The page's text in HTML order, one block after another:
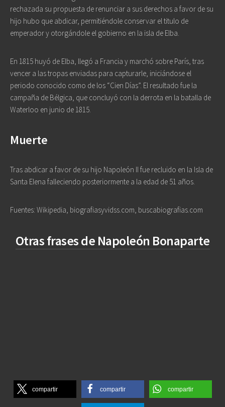
rechazada su propuesta de renunciar a sus derechos a favor de su
hijo hubo que abdicar, permitiéndole conservar el titulo de
emperador y otorgándole el gobierno en la isla de Elba.
En 1815 huyó de Elba, llegó a Francia y marchó sobre París, tras
vencer a las tropas enviadas para capturarle, iniciándose el
periodo conocido como de los “Cien Días”. El resultado fue la
campaña de Bélgica, que concluyó con la derrota en la batalla de
Waterloo en junio de 1815.
Muerte
Tras abdicar a favor de su hijo Napoleón II fue recluido en la Isla de
Santa Elena falleciendo posteriormente a la edad de 51 años.
Fuentes: Wikipedia, biografiasyvidss.com, buscabiografias.com
Otras frases de Napoleón Bonaparte
compartir compartir compartir